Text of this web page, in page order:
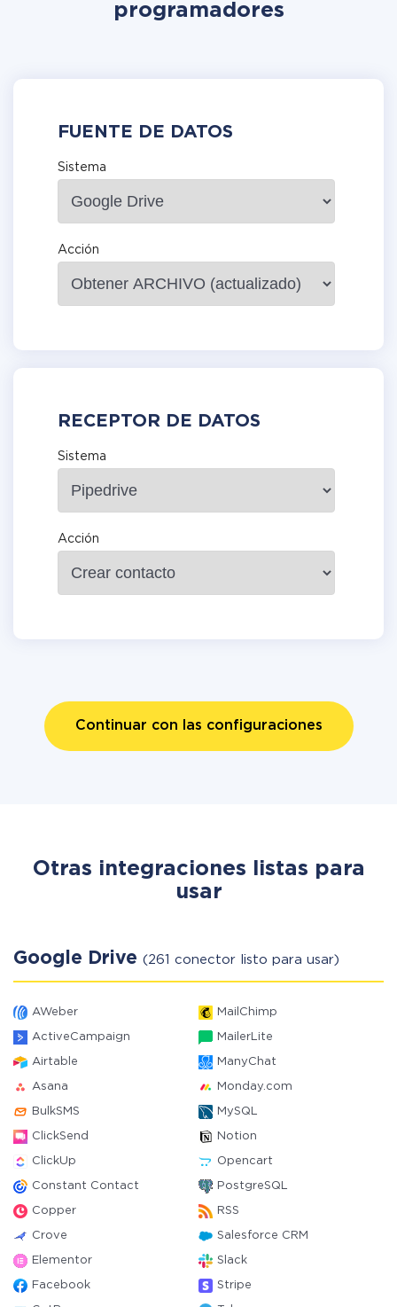
programadores
FUENTE DE DATOS
Sistema
Acción
RECEPTOR DE DATOS
Sistema
Acción
Continuar con las configuraciones
Otras integraciones listas para
usar
Google Drive (261 conector listo para usar)
AWeber MailChimp
ActiveCampaign MailerLite
Airtable ManyChat
Asana Monday.com
BulkSMS MySQL
ClickSend Notion
ClickUp Opencart
Constant Contact PostgreSQL
Copper RSS
Crove Salesforce CRM
Elementor Slack
Facebook Stripe